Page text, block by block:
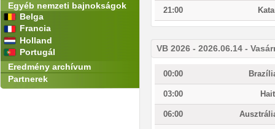
Egyéb nemzeti bajnokságok
Belga
Francia
Holland
Portugál
Eredmény archívum
Partnerek
21:00
VB 2026 - 2026.06.14 -
00:00
03:00
06:00